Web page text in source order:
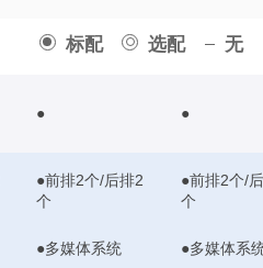
标配 选配 无
● ●
●前排2个/后排2
个
●前排2个/
个
●多媒体系统
●多媒体系